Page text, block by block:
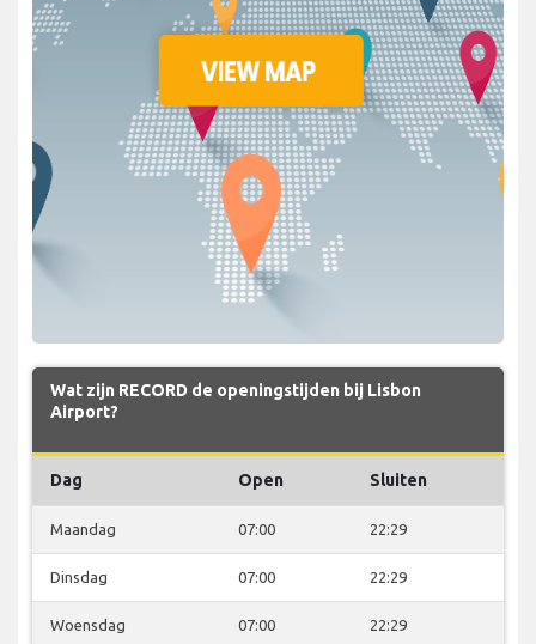
Wat zijn RECORD de openingstijden bij Lisbon
Airport?
Dag Open Sluiten
Maandag 07:00 22:29
Dinsdag 07:00 22:29
Woensdag 07:00 22:29